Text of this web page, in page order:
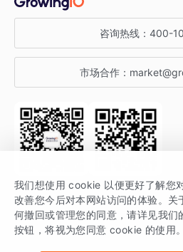
金融行业
获客分析
增长公开课
增长博客
开发者文档
SDK 文档
场景指南
关于 GrowingIO
增长大会
行业活动
咨询热线： 400-
市场合作：
关注公众号 获取更多干货
GrowingIO 是专注于数据智能分析与增长
分析云。
我们想使用 cookie 以便更好了解您
改善您今后对本网站访问的体验。
何撤回或管理您的同意，请详见我们
按钮，将视为您同意 cookie 的使用。